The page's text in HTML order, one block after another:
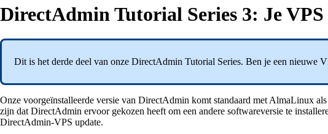
DirectAdmin Tutorial Series 3: Je
Dit is het derde deel van onze DirectAdmin Tutorial Series. Ben je een nieuwe
Onze voorgeïnstalleerde versie van DirectAdmin komt standaard met AlmaLinux
zijn dat DirectAdmin ervoor gekozen heeft om een andere softwareversie te
DirectAdmin-VPS update.